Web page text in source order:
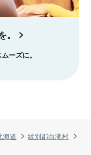
海道
紋別郡白滝村
ーズに。